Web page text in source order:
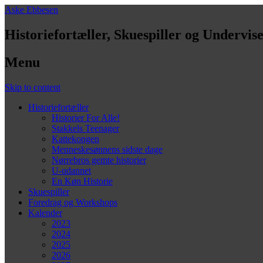
Aske Ebbesen
Historiefortæller, Skuespiller og
Menu
Skip to content
Historiefortæller
Historier For Alle!
Stakkels Teenager
Kattekongen
Menneskesønnens sidste dage
Nørrebros gemte historier
U-udannet
En Køn Historie
Skuespiller
Foredrag og Workshops
Kalender
2023
2024
2025
2026